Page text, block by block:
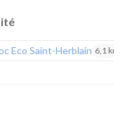
comme des
vous en avez
véhicule
Eco Saint-Herblain 6,1 km